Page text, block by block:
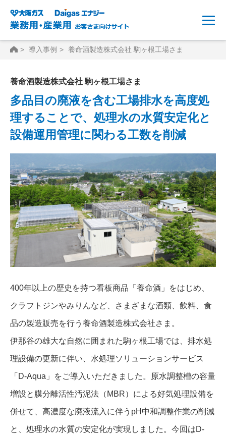
HOME導入事例 養命酒製造株式会社 駒ヶ根工場さま
養命酒製造株式会社 駒ヶ根工場さま
多品目の廃液を含む工場排水を高度処
理することで、処理水の水質安定化と
設備運用管理に関わる工数を削減
400年以上の歴史を持つ看板商品「養命酒」をはじめ、
クラフトジンやみりんなど、さまざまな酒類、飲料、食
品の製造販売を行う養命酒製造株式会社さま。
伊那谷の雄大な自然に囲まれた駒ヶ根工場では、排水処
理設備の更新に伴い、水処理ソリューションサービス
「D-Aqua」をご導入いただきました。原水調整槽の容量
増設と膜分離活性汚泥法（MBR）による好気処理設備を
併せて、高濃度な廃液流入に伴うpH中和調整作業の削減
と、処理水の水質の安定化が実現しました。今回はD-